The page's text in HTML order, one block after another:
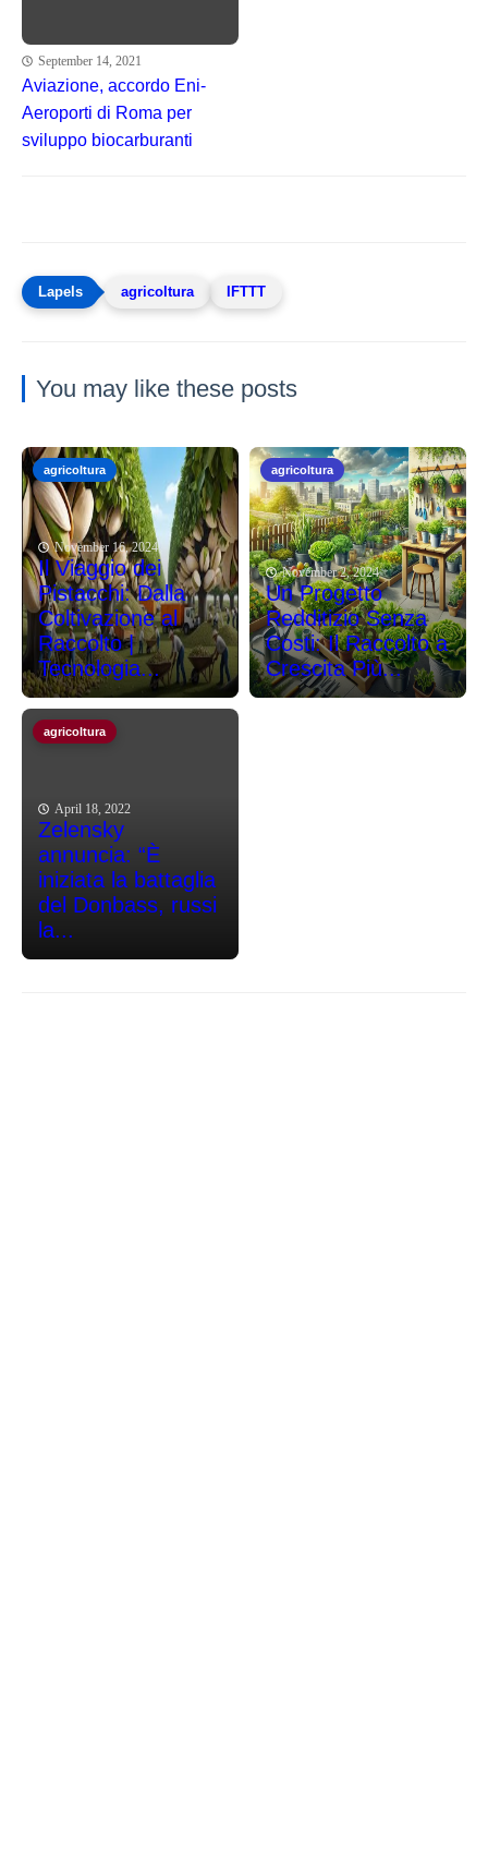
September 14, 2021
Aviazione, accordo Eni-
Aeroporti di Roma per
sviluppo biocarburanti
agricoltura IFTTT
You may like these posts
agricoltura
November 16, 2024
Il Viaggio dei
Pistacchi: Dalla
Coltivazione al
Raccolto |
Tecnologia...
agricoltura
November 2, 2024
Un Progetto
Redditizio Senza
Costi: Il Raccolto a
Crescita Più...
agricoltura
April 18, 2022
Zelensky
annuncia: “È
iniziata la battaglia
del Donbass, russi
la...